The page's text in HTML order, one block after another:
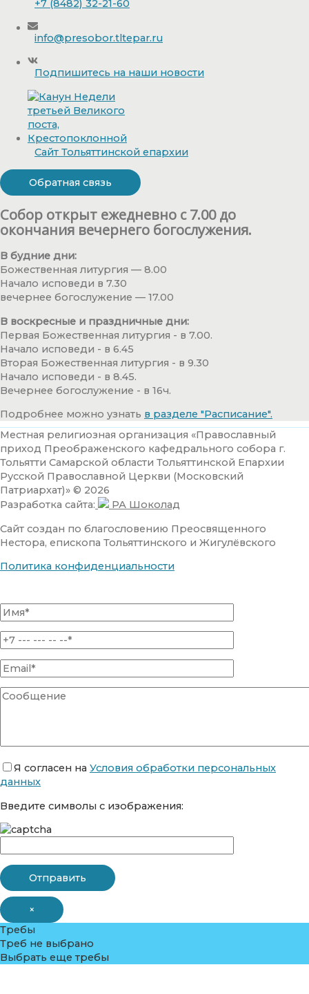
+7 (8482) 32-21-60
info@presobor.tltepar.ru
Подпишитесь на наши новости
Сайт Тольяттинской епархии
Обратная связь
Собор открыт ежедневно с 7.00 до
окончания вечернего богослужения.
В будние дни:
Божественная литургия — 8.00
Начало исповеди в 7.30
вечернее богослужение — 17.00
В воскресные и праздничные дни:
Первая Божественная литургия - в 7.00.
Начало исповеди - в 6.45
Вторая Божественная литургия - в 9.30
Начало исповеди - в 8.45.
Вечернее богослужение - в 16ч.
Подробнее можно узнать в разделе "Расписание".
Местная религиозная организация «Православный
приход Преображенского кафедрального собора г.
Тольятти Самарской области Тольяттинской Епархии
Русской Православной Церкви (Московский
Патриархат)» © 2026
Разработка сайта:
РА Шоколад
Сайт создан по благословению Преосвященного
Нестора, епископа Тольяттинского и Жигулёвского
Политика конфиденциальности
Я согласен на Условия обработки персональных
данных
Введите символы с изображения:
×
Требы
Треб не выбрано
Выбрать еще требы